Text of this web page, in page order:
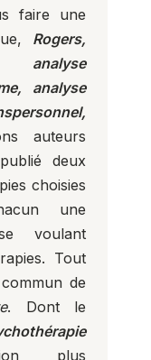
faire une
Rogers,
analyse
auteurs
deux
choisies
une
voulant
Tout
de
. Dont le
plus